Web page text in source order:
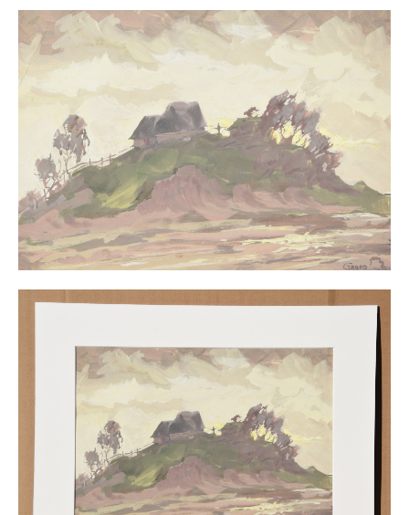
Themenflyer: Ernst Geitlinger
Themenflyer: Michel Wagner
Weitere Themenflyer
Buchempfehlungen
Richild Holt – Farbe und Linie
Theodor Zeller (1900-1986) Maler und
Visionär
Walter Becker (1893-1984) Malerei und Grafik
Der Maler Richard Sprick (1901-1976)
Über Uns
Kontakt
Publikationsliste
Über Uns